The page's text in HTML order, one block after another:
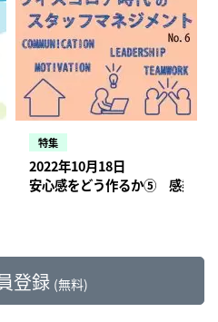
365日体制の整備、訪問看護の機能
特集
2022年10月18日
安心感をどう作るか⑤ 感染症
登録 (無料)